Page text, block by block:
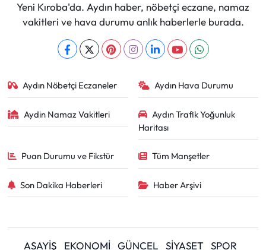
Yeni Kıroba'da. Aydın haber, nöbetçi eczane, namaz
vakitleri ve hava durumu anlık haberlerle burada.
Aydın Nöbetçi Eczaneler Aydın Hava Durumu
Aydin Namaz Vakitleri
Aydın Trafik Yoğunluk
Haritası
Puan Durumu ve Fikstür Tüm Manşetler
Son Dakika Haberleri Haber Arşivi
ASAYİŞ EKONOMİ GÜNCEL SİYASET SPOR